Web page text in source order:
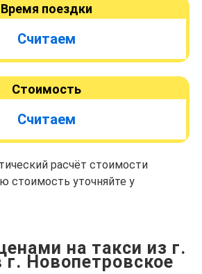
Время поездки
Считаем
Стоимость
Считаем
расчёт стоимости
стоимость уточняйте у
на такси из г.
г. Новопетровское